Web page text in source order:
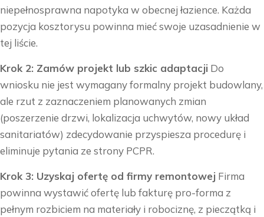
niepełnosprawna napotyka w obecnej łazience. Każda
pozycja kosztorysu powinna mieć swoje uzasadnienie w
tej liście.
Krok 2: Zamów projekt lub szkic adaptacji Do
wniosku nie jest wymagany formalny projekt budowlany,
ale rzut z zaznaczeniem planowanych zmian
(poszerzenie drzwi, lokalizacja uchwytów, nowy układ
sanitariatów) zdecydowanie przyspiesza procedurę i
eliminuje pytania ze strony PCPR.
Krok 3: Uzyskaj ofertę od firmy remontowej Firma
powinna wystawić ofertę lub fakturę pro-forma z
pełnym rozbiciem na materiały i robociznę, z pieczątką i